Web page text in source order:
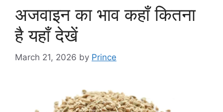
अजवाइन का भाव कहाँ कितना
है यहाँ देखें
March 21, 2026 by Prince